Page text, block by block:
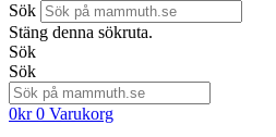
Sök
Stäng denna sökruta.
Sök
Sök
0kr 0 Varukorg